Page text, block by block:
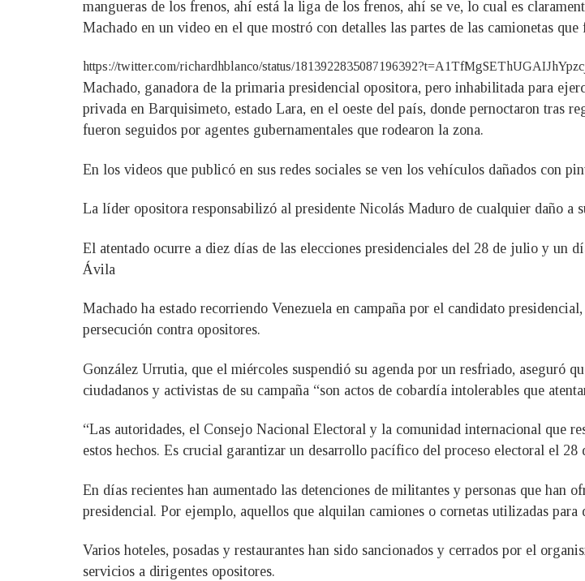
mangueras de los frenos, ahí está la liga de los frenos, ahí se ve, lo cual es
Machado en un video en el que mostró con detalles las partes de las camionetas que
https://twitter.com/richardhblanco/status/
Machado, ganadora de la primaria presidencial opositora, pero inhabilitada para
privada en Barquisimeto, estado Lara, en el oeste del país, donde pernoctaron tras
fueron seguidos por agentes gubernamentales que rodearon la zona.
En los videos que publicó en sus redes sociales se ven los vehículos dañados con
La líder opositora responsabilizó al presidente Nicolás Maduro de cualquier daño a
El atentado ocurre a diez días de las elecciones presidenciales del 28 de julio y un
Ávila
Machado ha estado recorriendo Venezuela en campaña por el candidato
persecución contra opositores.
González Urrutia, que el miércoles suspendió su agenda por un resfriado, aseguró
ciudadanos y activistas de su campaña “son actos de cobardía intolerables que
“Las autoridades, el Consejo Nacional Electoral y la comunidad internacional que
estos hechos. Es crucial garantizar un desarrollo pacífico del proceso electoral el
En días recientes han aumentado las detenciones de militantes y personas que
presidencial. Por ejemplo, aquellos que alquilan camiones o cornetas utilizadas
Varios hoteles, posadas y restaurantes han sido sancionados y cerrados por el
servicios a dirigentes opositores.